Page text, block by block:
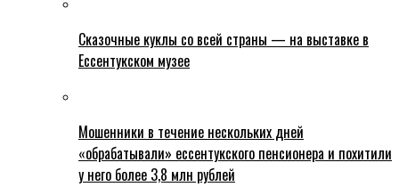
Сказочные куклы со всей страны — на выставке в
Ессентукском музее
Мошенники в течение нескольких дней
«обрабатывали» ессентукского пенсионера и похитили
у него более 3,8 млн рублей